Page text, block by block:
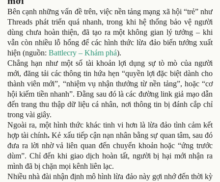
Bên cạnh những vấn đề trên, việc nền tảng mạng xã hội “trẻ” như
Threads phát triển quá nhanh, trong khi hệ thống bảo vệ người
dùng chưa hoàn thiện, đã tạo ra một không gian lý tưởng – khi
vẫn còn nhiều lỗ hổng để các hình thức lừa đảo biến tướng xuất
hiện (nguồn: Battlecry – Khám phá).
Chẳng hạn như một số tài khoản lợi dụng sự tò mò của người
mới, đăng tải các thông tin hứa hẹn “quyền lợi đặc biệt dành cho
thành viên mới”, “nhiệm vụ nhận thưởng từ nền tảng”, hoặc “cơ
hội kiếm tiền nhanh”. Đằng sau đó là các đường link giả mạo dẫn
đến trang thu thập dữ liệu cá nhân, nơi thông tin bị đánh cắp chỉ
trong vài giây.
Ngoài ra, một hình thức khác tinh vi hơn là lừa đảo tình cảm kết
hợp tài chính. Kẻ xấu tiếp cận nạn nhân bằng sự quan tâm, sau đó
đưa ra lời nhờ vả liên quan đến chuyển khoản hoặc “ứng trước
dùm”. Chỉ đến khi giao dịch hoàn tất, người bị hại mới nhận ra
mình đã bị chặn mọi kênh liên lạc.
Nhiều nhà đài nhận định mô hình lừa đảo này gợi nhớ đến thời kỳ